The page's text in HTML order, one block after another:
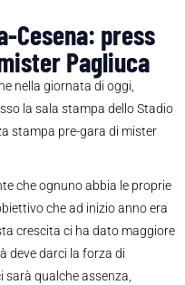
Cesena: press
Pagliuca
nella giornata di oggi,
la sala stampa dello Stadio
stampa pre-gara di mister
che ognuno abbia le proprie
che ad inizio anno era
crescita ci ha dato maggiore
deve darci la forza di
qualche assenza,